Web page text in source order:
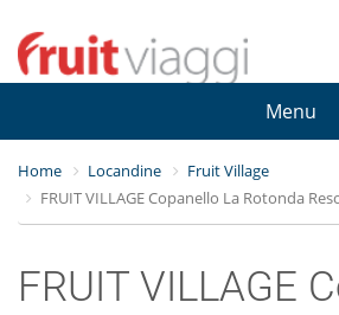
Menu
Home Locandine
Fruit Village
FRUIT VILLAGE Copanello La Rotonda
FRUIT VILLAGE